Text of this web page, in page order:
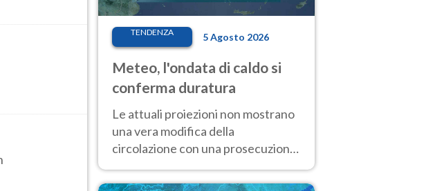
TENDENZA 5 Agosto 2026
Meteo, l'ondata di caldo si
conferma duratura
Le attuali proiezioni non mostrano
una vera modifica della
circolazione con una prosecuzione
giorni, compresa la settimana di